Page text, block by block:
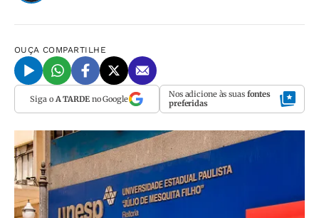
OUÇA COMPARTILHE
Siga o A TARDEno Google Nos adicione às suas fontes
preferidas